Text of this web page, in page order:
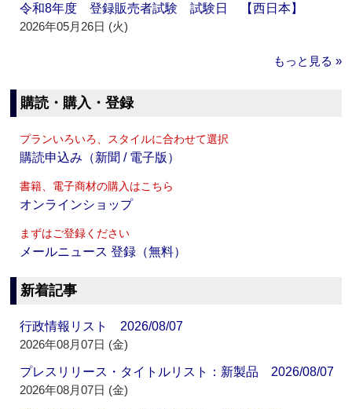
令和8年度 登録販売者試験 試験日 【西日本】
2026年05月26日 (火)
もっと見る »
購読・購入・登録
プランいろいろ、スタイルに合わせて選択
購読申込み（新聞 / 電子版）
書籍、電子商材の購入はこちら
オンラインショップ
まずはご登録ください
メールニュース 登録（無料）
新着記事
行政情報リスト 2026/08/07
2026年08月07日 (金)
プレスリリース・タイトルリスト：新製品 2026/08/07
2026年08月07日 (金)